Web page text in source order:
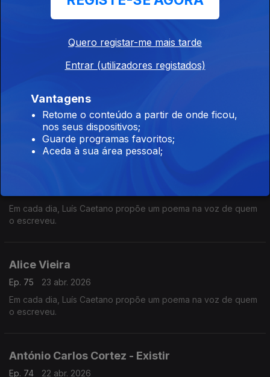
Ep. 77
27 abr. 2026
Em cada dia, Luís Caetano propõe um poema na voz de quem
o escreveu.
Em cada dia, Luís Caetano propõe um poema na voz de quem
o escreveu.
Alice Vieira
Ep. 75
23 abr. 2026
Em cada dia, Luís Caetano propõe um poema na voz de quem
o escreveu.
António Carlos Cortez - Existir
Ep. 74
22 abr. 2026
Quero registar-me mais tarde
Entrar (utilizadores registados)
Vantagens
Retome o conteúdo a partir de onde ficou,
nos seus dispositivos;
Guarde programas favoritos;
Aceda à sua área pessoal;